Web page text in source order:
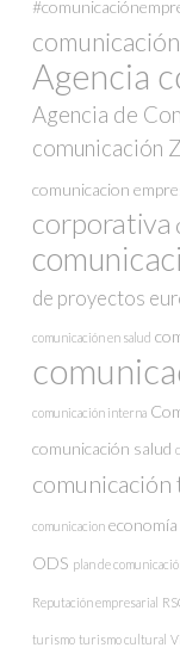
comunicación
Agencia
Agencia de
comunicación
comunicacion
corporativa
de proyectos
comunicación en salud
comunicación interna
comunicación salud
comunicacion
ODS plan de
Reputación empresarial
turismo turismo cultural